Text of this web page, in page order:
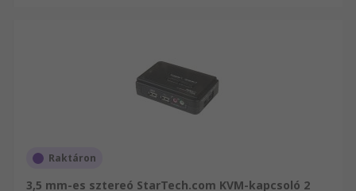
Raktáron
3,5 mm-es sztereó StarTech.com KVM-kapcsoló 2